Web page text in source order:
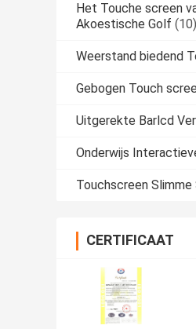
Het Touche screen
Akoestische Golf (10)
Weerstand biedend
Gebogen Touch
Uitgerekte Barlcd
Onderwijs
Touchscreen Slimme
CERTIFICAAT